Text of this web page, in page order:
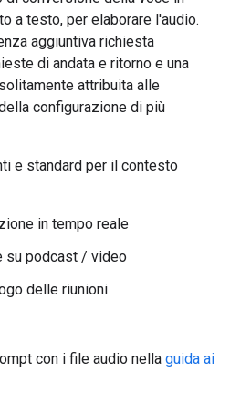
a testo, per elaborare l'audio.
aggiuntiva richiesta
di andata e ritorno e una
attribuita alle
configurazione di più
e standard per il contesto
in tempo reale
su podcast / video
delle riunioni
con i file audio nella guida ai